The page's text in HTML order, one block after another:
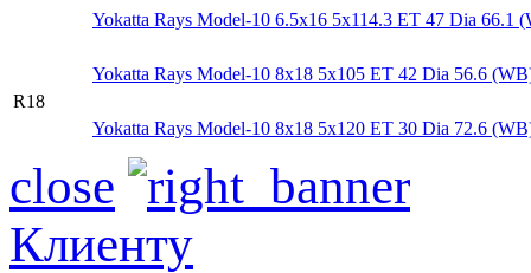
Yokatta Rays Model-10 6.5x16 5x114.3 ET 47 Dia 66.1
R18
Yokatta Rays Model-10 8x18 5x105 ET 42 Dia 56.6
Yokatta Rays Model-10 8x18 5x120 ET 30 Dia 72.6
close
Клиенту